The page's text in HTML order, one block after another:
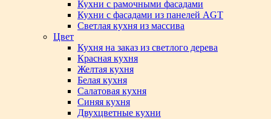
Кухни с рамочными фасадами
Кухни с фасадами из панелей AGT
Светлая кухня из массива
Цвет
Кухня на заказ из светлого дерева
Красная кухня
Желтая кухня
Белая кухня
Салатовая кухня
Синяя кухня
Двухцветные кухни